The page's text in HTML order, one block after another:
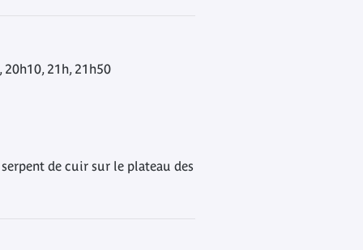
20h10, 21h, 21h50
de cuir sur le plateau des